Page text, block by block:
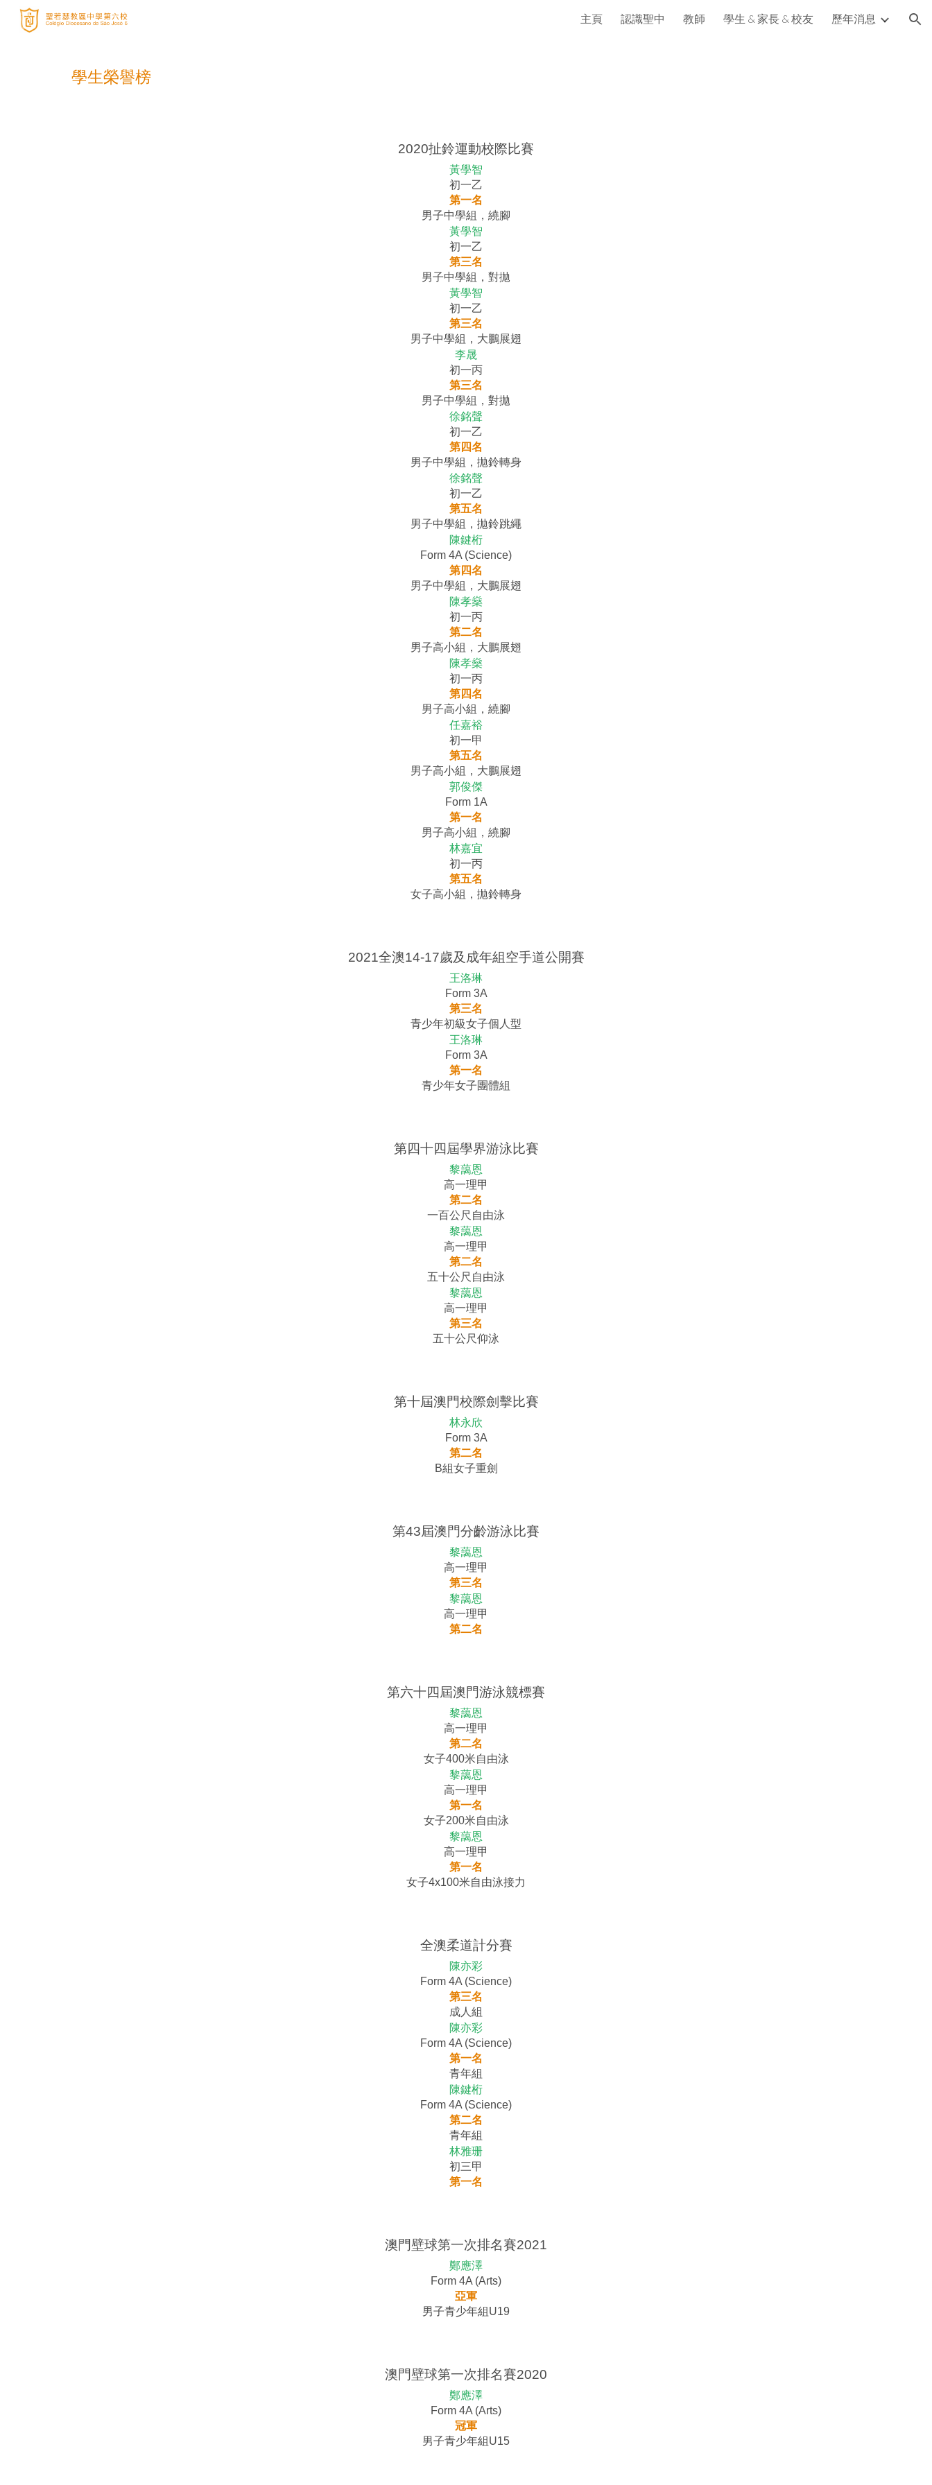
Skip to navigation
主頁 認識聖中 教師 學生 & 家長 & 校友 歷年消息
學生榮譽榜
2020扯鈴運動校際比賽
黃學智
初一乙
第一名
男子中學組，繞腳
黃學智
初一乙
第三名
男子中學組，對拋
黃學智
初一乙
第三名
男子中學組，大鵬展翅
李晟
初一丙
第三名
男子中學組，對拋
徐銘聲
初一乙
第四名
男子中學組，拋鈴轉身
徐銘聲
初一乙
第五名
男子中學組，拋鈴跳繩
陳鍵桁
Form 4A (Science)
第四名
男子中學組，大鵬展翅
陳孝燊
初一丙
第二名
男子高小組，大鵬展翅
陳孝燊
初一丙
第四名
男子高小組，繞腳
任嘉裕
初一甲
第五名
男子高小組，大鵬展翅
郭俊傑
Form 1A
第一名
男子高小組，繞腳
林嘉宜
初一丙
第五名
女子高小組，拋鈴轉身
2021全澳14-17歲及成年組空手道公開賽
王洛琳
Form 3A
第三名
青少年初級女子個人型
王洛琳
Form 3A
第一名
青少年女子團體組
第四十四屆學界游泳比賽
黎藹恩
高一理甲
第二名
一百公尺自由泳
黎藹恩
高一理甲
第二名
五十公尺自由泳
黎藹恩
高一理甲
第三名
五十公尺仰泳
第十屆澳門校際劍擊比賽
林永欣
Form 3A
第二名
B組女子重劍
第43屆澳門分齡游泳比賽
黎藹恩
高一理甲
第三名
黎藹恩
高一理甲
第二名
第六十四屆澳門游泳競標賽
黎藹恩
高一理甲
第二名
女子400米自由泳
黎藹恩
高一理甲
第一名
女子200米自由泳
黎藹恩
高一理甲
第一名
女子4x100米自由泳接力
全澳柔道計分賽
陳亦彩
Form 4A (Science)
第三名
成人組
陳亦彩
Form 4A (Science)
第一名
青年組
陳鍵桁
Form 4A (Science)
第二名
青年組
林雅珊
初三甲
第一名
澳門壁球第一次排名賽2021
鄭應澤
Form 4A (Arts)
亞軍
男子青少年組U19
澳門壁球第一次排名賽2020
鄭應澤
Form 4A (Arts)
冠軍
男子青少年組U15